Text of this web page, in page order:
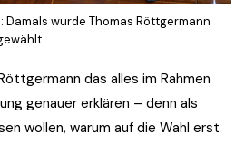
wurde Thomas Röttgermann
das alles im Rahmen
genauer erklären – denn als
wollen, warum auf die Wahl erst